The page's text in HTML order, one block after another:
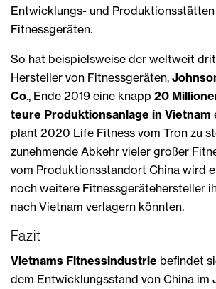
Entwicklungs- und
Fitnessgeräten.
So hat beispielsweise der weltweit
Hersteller von Fitnessgeräten,
Co., Ende 2019 eine knapp 20
teure Produktionsanlage in Vietnam
plant 2020 Life Fitness vom Tron zu
zunehmende Abkehr vieler großer
vom Produktionsstandort China wird
noch weitere Fitnessgerätehersteller
nach Vietnam verlagern könnten.
Fazit
Vietnams Fitnessindustrie befindet
dem Entwicklungsstand von China im